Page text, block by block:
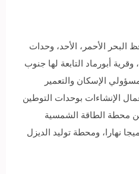
البحر الأحمر، الأحد، وحدات
أبورماد التابعة لها جنوب
الإسكان والتعمير
الإنشاءات بوحدات التوطين
من محطة الطاقة الشمسية
بالمدينة والتي تبلغ قدرتها 1.2 ميجا نهارا، ومحطة توليد الديزل